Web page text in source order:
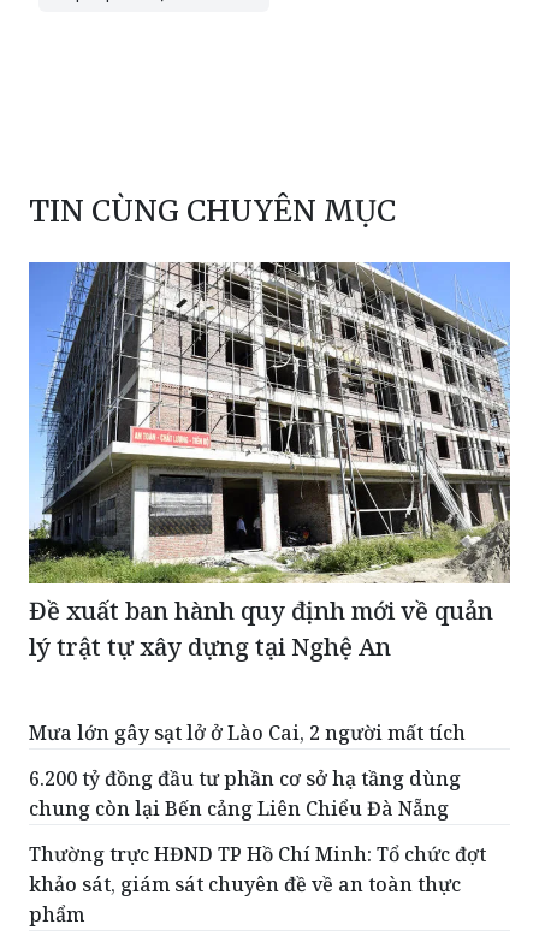
Đề xuất ban hành quy định mới về quản
lý trật tự xây dựng tại Nghệ An
Mưa lớn gây sạt lở ở Lào Cai, 2 người mất tích
chung còn lại Bến cảng Liên Chiểu Đà Nẵng
Thường trực HĐND TP Hồ Chí Minh: Tổ chức đợt
khảo sát, giám sát chuyên đề về an toàn thực
phẩm
Vi phạm tại dự án Suối Voi (TP Huế): Chủ tịch
UBND xã Chân Mây - Lăng Cô kiến nghị sớm xử lý